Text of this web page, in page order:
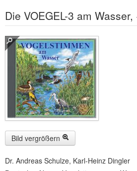
SCHWEIZ(16)
Buckelwiesen und
Serie ENTSPANNUNG NATUR
CDs
SOFORT HERUNTERLADEN
CD-ROM-MP3/DVD-ROM-MP3
Die VOEGEL-3 am
Bild vergrößern
Dr. Andreas Schulze, Karl-Heinz Dingler